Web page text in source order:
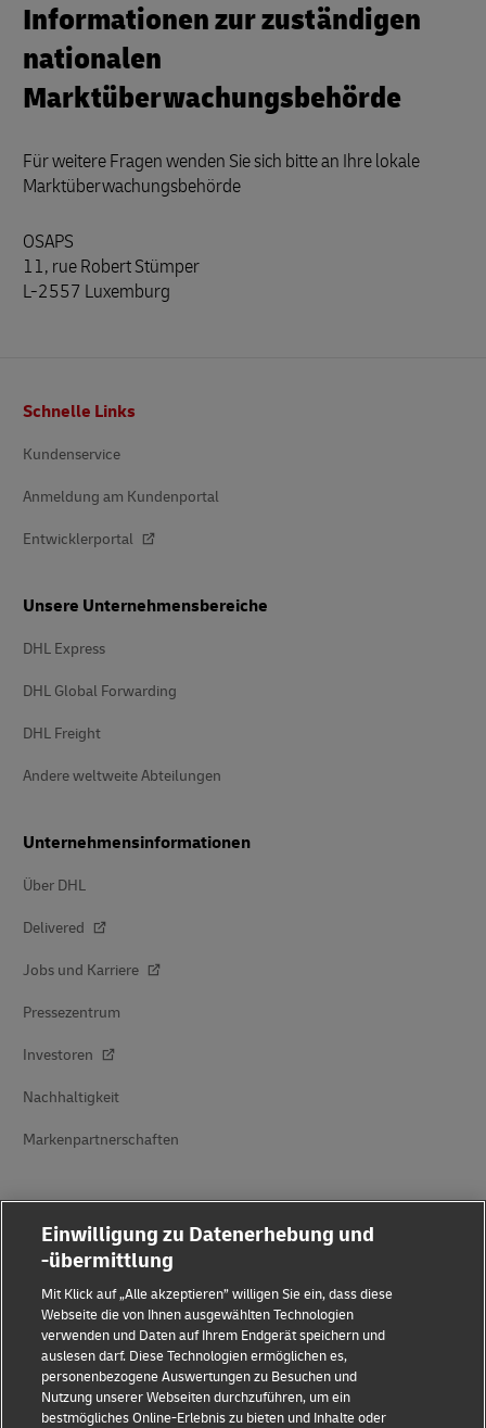
Informationen zur zuständigen
nationalen
Marktüberwachungsbehörde
Für weitere Fragen wenden Sie sich bitte an Ihre lokale
Marktüberwachungsbehörde
OSAPS
11, rue Robert Stümper
L-2557 Luxemburg
Schnelle Links
Kundenservice
Anmeldung am Kundenportal
Entwicklerportal
Unsere Unternehmensbereiche
DHL Express
DHL Global Forwarding
DHL Freight
Andere weltweite Abteilungen
Unternehmensinformationen
Über DHL
Delivered
Jobs und Karriere
Pressezentrum
Investoren
Nachhaltigkeit
Markenpartnerschaften
Betrugserkennung
Rechtliche Hinweise
Nutzungsbedingungen
Einwilligung zu Datenerhebung und
-übermittlung
Mit Klick auf „Alle akzeptieren” willigen Sie ein, dass diese
Webseite die von Ihnen ausgewählten Technologien
verwenden und Daten auf Ihrem Endgerät speichern und
auslesen darf. Diese Technologien ermöglichen es,
personenbezogene Auswertungen zu Besuchen und
Nutzung unserer Webseiten durchzuführen, um ein
bestmögliches Online-Erlebnis zu bieten und Inhalte oder